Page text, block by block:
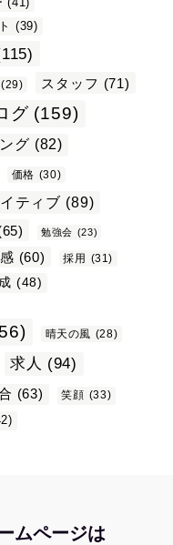
(39)
(29) スタッフ (71)
グ (159)
グ (82)
価格 (30)
ティブ (89)
勉強会 (23)
(60) 採用 (31)
(48)
晴天の風 (28)
求人 (94)
(63) 笑顔 (33)
ムページは